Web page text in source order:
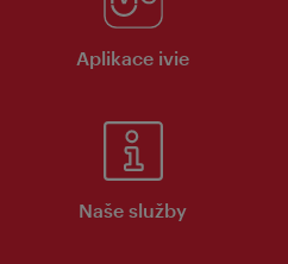
Aplikace ivie
Naše služby